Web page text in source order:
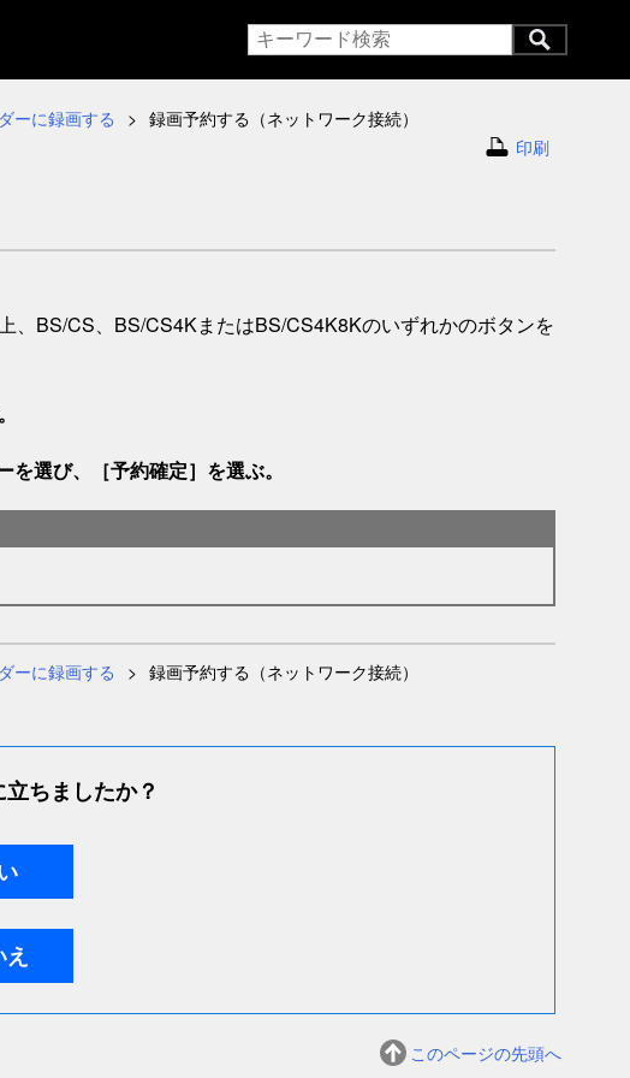
ーに録画する
録画予約する（ネットワーク接続）
印刷
、BS/CS、BS/CS4KまたはBS/CS4K8Kのいずれかのボタンを
を選び、［予約確定］を選ぶ。
ーに録画する 録画予約する（ネットワーク接続）
ちましたか？
このページの先頭へ